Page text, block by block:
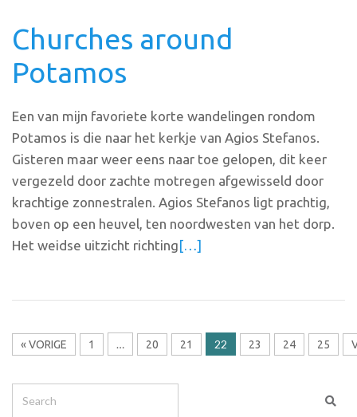
Churches around
Potamos
Een van mijn favoriete korte wandelingen rondom
Potamos is die naar het kerkje van Agios Stefanos.
Gisteren maar weer eens naar toe gelopen, dit keer
vergezeld door zachte motregen afgewisseld door
krachtige zonnestralen. Agios Stefanos ligt prachtig,
boven op een heuvel, ten noordwesten van het dorp.
Het weidse uitzicht richting[…]
« VORIGE 1 … 20 21 22 23 24 25